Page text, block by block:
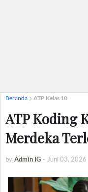
Beranda ATP Kelas 10
ATP Koding
Merdeka
by Admin IG - Juni 03, 2026